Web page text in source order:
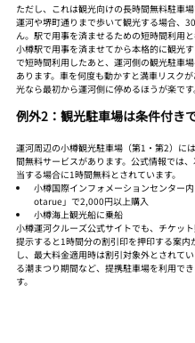
ただし、これは観光向けの長時間無料駐車場
運河や堺町通りまで歩いて観光する場合、
ん。駅で用事を済ませるための短時間利用と
小樽駅で用事を済ませてから本格的に観光
で短時間利用したあと、運河側の観光駐車
あります。車を何度も動かすと満車リスク
光なら最初から運河側に停めるほうが楽です
例外2：観光駐車場は条件付き
運河周辺の小樽観光駐車場（第1・第2）に
間無料サービスがあります。公式情報では
当する場合に1時間無料とされています。
小樽国際インフォメーションセンター
otarue」で2,000円以上購入
小樽海上観光船に乗船
小樽運河クルーズ公式サイトでも、チケッ
提示すると1時間分の割引印を押印する案内
し、最大料金適用時は割引対象外とされて
る潮まつり期間など、提携駐車場を利用で
す。